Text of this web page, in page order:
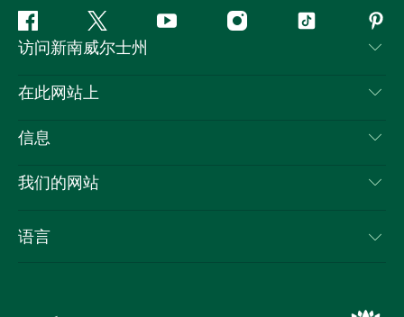
Facebook叽
叽
喳
YouTube Instagram抖
访问新南威尔士州
联系我们
隐私
Cookie 通知
在此网站上
目的地
新南威尔士州公路旅行
活动
信息
旅行信息
新南威尔士州的商业
我们的网站
语言